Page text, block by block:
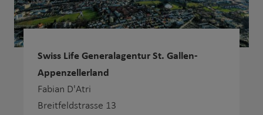
Swiss Life Generalagentur St. Gallen-
Appenzellerland
Fabian D'Atri
Breitfeldstrasse 13